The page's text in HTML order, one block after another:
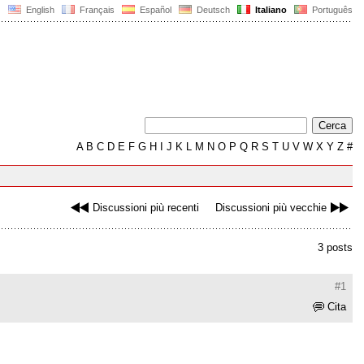
English Français Español Deutsch Italiano Português
AB C D E F G H J K L M N O P Q R S T U V W X Y Z #
Discussioni più recenti Discussioni più vecchie
3 posts
#1
Cita